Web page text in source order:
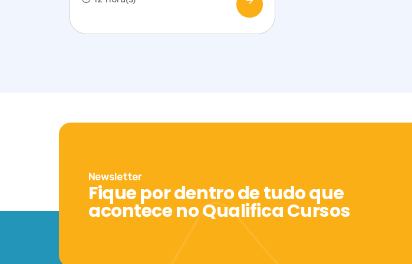
Newsletter
Fique por dentro de tudo que
acontece no Qualifica Cursos